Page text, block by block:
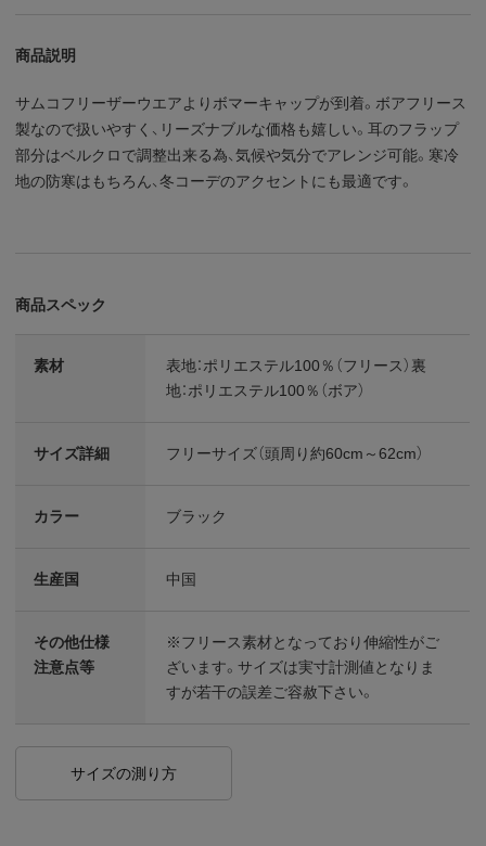
商品説明
サムコフリーザーウエアよりボマーキャップが到着。ボアフリース
製なので扱いやすく、リーズナブルな価格も嬉しい。耳のフラップ
部分はベルクロで調整出来る為、気候や気分でアレンジ可能。寒冷
地の防寒はもちろん、冬コーデのアクセントにも最適です。
商品スペック
素材
表地：ポリエステル100％（フリース）裏
地：ポリエステル100％（ボア）
サイズ詳細 フリーサイズ（頭周り約60cm～62cm）
カラー ブラック
生産国 中国
その他仕様
注意点等
※フリース素材となっており伸縮性がご
ざいます。サイズは実寸計測値となりま
すが若干の誤差ご容赦下さい。
サイズの測り方